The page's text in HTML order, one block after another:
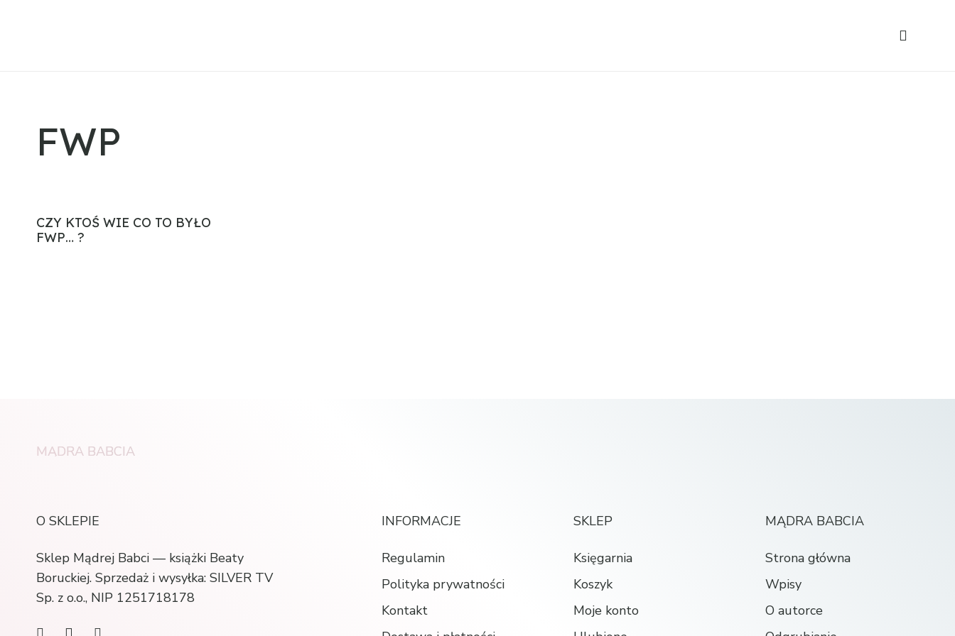
FWP
CZY KTOŚ WIE CO TO BYŁO
FWP… ?
MĄDRA BABCIA
O SKLEPIE
Sklep Mądrej Babci — książki Beaty
Boruckiej. Sprzedaż i wysyłka: SILVER TV
Sp. z o.o., NIP 1251718178
INFORMACJE
Regulamin
Polityka prywatności
Kontakt
SKLEP
Księgarnia
Koszyk
Moje konto
MĄDRA BABCIA
Strona główna
Wpisy
O autorce